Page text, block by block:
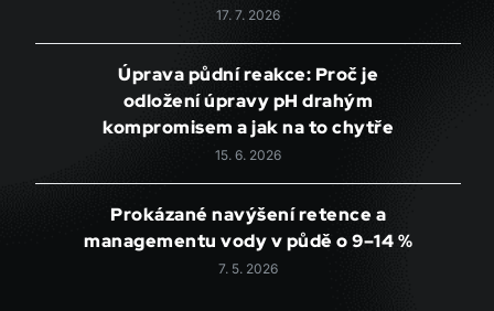
17. 7. 2026
Úprava půdní reakce: Proč je
odložení úpravy pH drahým
kompromisem a jak na to chytře
15. 6. 2026
Prokázané navýšení retence a
managementu vody v půdě o 9–14 %
7. 5. 2026